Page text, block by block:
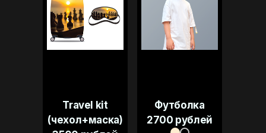
Travel kit
(чехол+маска)
Футболка
2700 рублей